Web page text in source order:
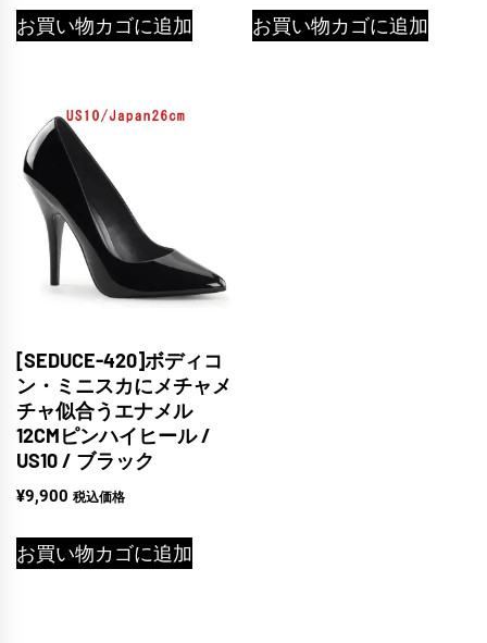
お買い物カゴに追加 お買い物カゴに追加
[SEDUCE-420]ボディコ
ン・ミニスカにメチャメ
チャ似合うエナメル
12CMピンハイヒール /
US10 / ブラック
¥9,900 税込価格
お買い物カゴに追加